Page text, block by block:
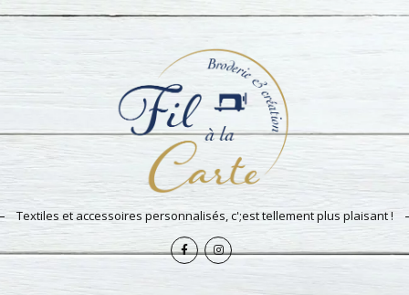
Textiles et accessoires personnalisés, c';est tellement plus plaisant !